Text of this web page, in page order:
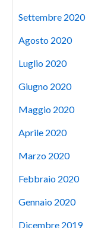
Settembre 2020
Agosto 2020
Luglio 2020
Giugno 2020
Maggio 2020
Aprile 2020
Marzo 2020
Febbraio 2020
Gennaio 2020
Dicembre 2019